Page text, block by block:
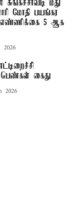
சுங்கச்சாவடி மீது
மோதி பயங்கர
எண்ணிக்கை 5 ஆக
2026
பெண்கள் கைது
2026